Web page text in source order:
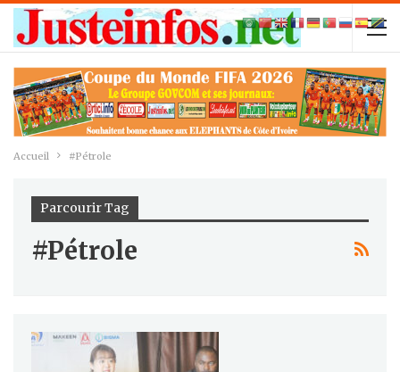
Accueil #Pétrole
Parcourir Tag
#Pétrole